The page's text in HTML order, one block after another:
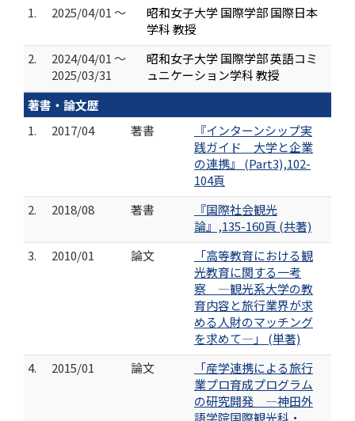
1.
2025/04/01 ～
昭和女子大学 国際学部 国際日本
学科 教授
2.
2024/04/01 ～
2025/03/31
昭和女子大学 国際学部 英語コミ
ュニケーション学科 教授
著書・論文歴
1.
2017/04 著書
『インターンシップ実
践ガイド 大学と企業
の連携』 (Part3),102-
104頁
2.
2018/08 著書
『国際社会観光
論』,135-160頁 (共著)
3.
2010/01 論文
「高等教育における観
光教育に関する一考
察 ―観光系大学の教
育内容と旅行業界が求
める人財のマッチング
を求めて―」 (単著)
4.
2015/01 論文
「産学連携による旅行
業プロ育成プログラム
の研究開発 ―神田外
語学院国際観光科・